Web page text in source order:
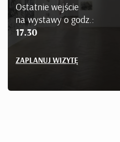
Ostatnie wejście
na wystawy o godz.:
17.30
ZAPLANUJ WIZYTĘ